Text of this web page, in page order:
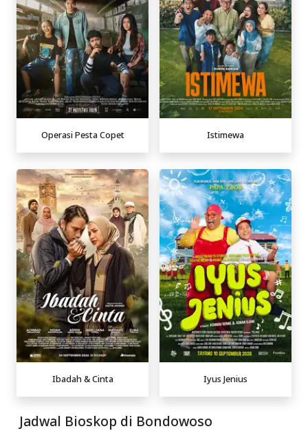
Operasi Pesta Copet Istimewa
Ibadah & Cinta Iyus Jenius
Jadwal Bioskop di Bondowoso